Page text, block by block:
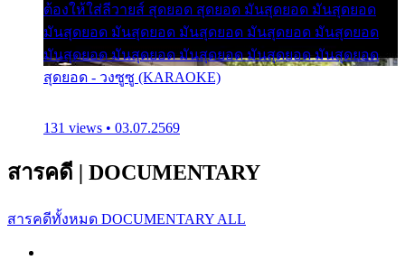
ต้องให้ใส่ลีวายส์ สุดยอด สุดยอด มันสุดยอด มันสุดยอด
มันสุดยอด มันสุดยอด มันสุดยอด มันสุดยอด มันสุดยอด
มันสุดยอด มันสุดยอด มันสุดยอด มันสุดยอด มันสุดยอด
สุดยอด - วงซูซู (KARAOKE)
131 views • 03.07.2569
สารคดี | DOCUMENTARY
สารคดีทั้งหมด DOCUMENTARY ALL